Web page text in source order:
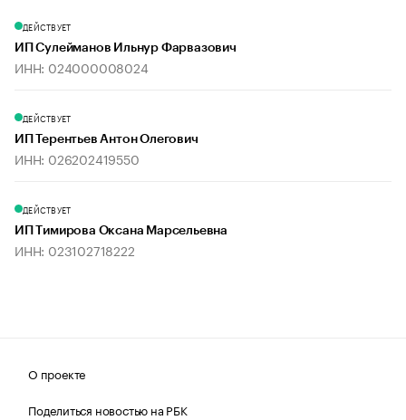
ДЕЙСТВУЕТ
ИП Сулейманов Ильнур Фарвазович
ИНН: 024000008024
ДЕЙСТВУЕТ
ИП Терентьев Антон Олегович
ИНН: 026202419550
ДЕЙСТВУЕТ
ИП Тимирова Оксана Марсельевна
ИНН: 023102718222
О проекте
Поделиться новостью на РБК